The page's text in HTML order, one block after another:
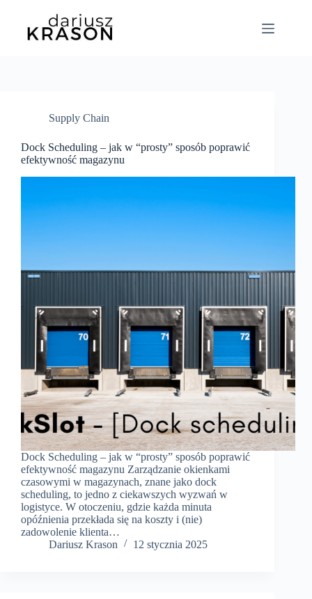
Supply Chain
Dock Scheduling – jak w “prosty” sposób poprawić
efektywność magazynu
Dock Scheduling – jak w “prosty” sposób poprawić
efektywność magazynu Zarządzanie okienkami
czasowymi w magazynach, znane jako dock
scheduling, to jedno z ciekawszych wyzwań w
logistyce. W otoczeniu, gdzie każda minuta
opóźnienia przekłada się na koszty i (nie)
zadowolenie klienta…
Dariusz Krason
12 stycznia 2025